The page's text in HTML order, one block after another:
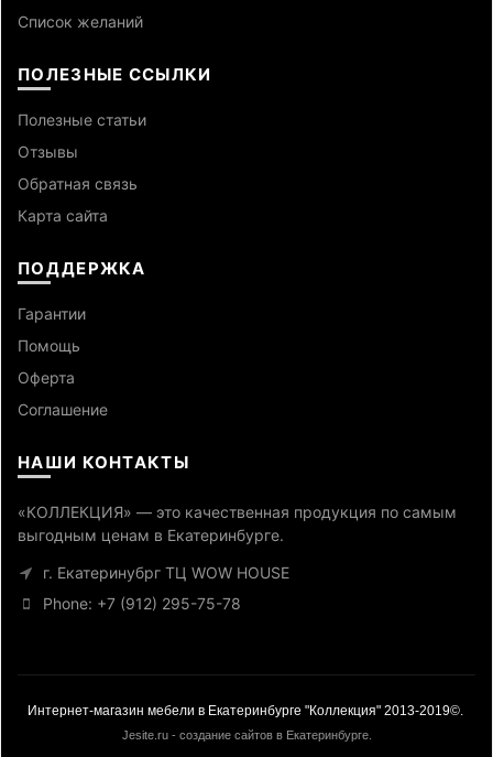
Список желаний
ПОЛЕЗНЫЕ ССЫЛКИ
Полезные статьи
Отзывы
Обратная связь
Карта сайта
ПОДДЕРЖКА
Гарантии
Помощь
Оферта
Cоглашение
НАШИ КОНТАКТЫ
«КОЛЛЕКЦИЯ» — это качественная продукция по самым
выгодным ценам в Екатеринбурге.
г. Екатеринубрг ТЦ WOW HOUSE
Phone: +7 (912) 295-75-78
Интернет-магазин мебели в Екатеринбурге "Коллекция" 2013-2019©.
Jesite.ru - создание сайтов в Екатеринбурге.